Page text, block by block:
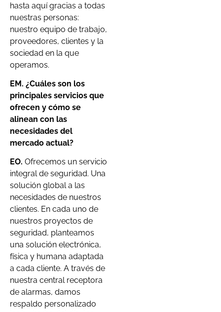
hasta aquí gracias a todas
nuestras personas:
nuestro equipo de trabajo,
proveedores, clientes y la
sociedad en la que
operamos.
EM. ¿Cuáles son los
principales servicios que
ofrecen y cómo se
alinean con las
necesidades del
mercado actual?
EO. Ofrecemos un servicio
integral de seguridad. Una
solución global a las
necesidades de nuestros
clientes. En cada uno de
nuestros proyectos de
seguridad, planteamos
una solución electrónica,
física y humana adaptada
a cada cliente. A través de
nuestra central receptora
de alarmas, damos
respaldo personalizado